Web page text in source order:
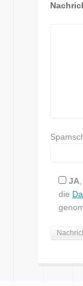
JA
die